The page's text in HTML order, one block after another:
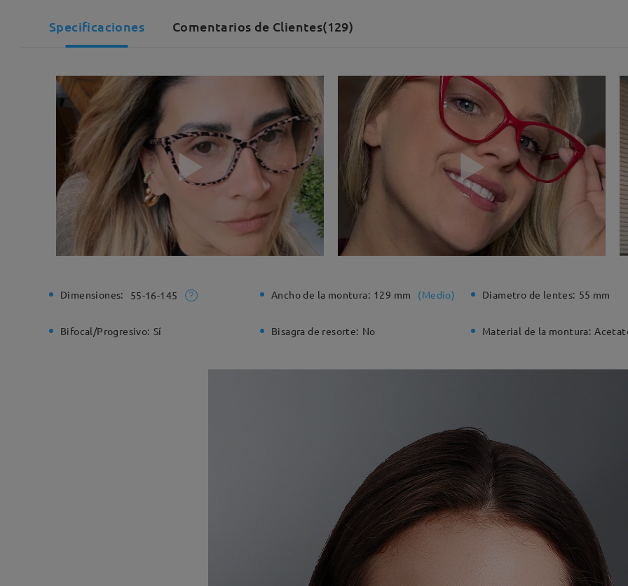
Specificaciones Comentarios de Clientes(129)
Dimensiones: 55-16-145 Ancho de la montura: 129 mm (Medio) Diametro de lentes: 55 mm
Bifocal/Progresivo: Sí Bisagra de resorte: No Material de la montura: